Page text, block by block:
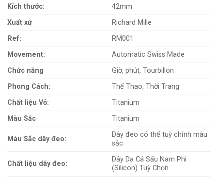
Kích thước:
42mm
Xuất xứ
Richard Mille
Ref:
RM001
Movement:
Automatic Swiss Made
Chức năng
Giờ, phút, Tourbillon
Phong Cách:
Thể Thao, Thời Trang
Chất liệu Vỏ:
Titanium
Màu Sắc
Titanium
Màu Sắc dây đeo:
Dây đeo có thể tuỳ chỉnh màu
sắc
Chất liệu dây đeo:
Dây Da Cá Sấu Nam Phi
(Silicon) Tuỳ Chọn